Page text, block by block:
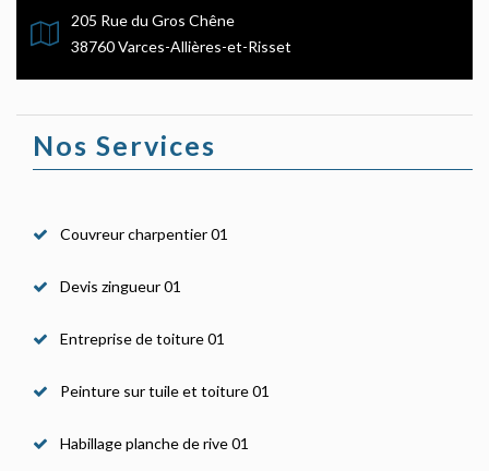
205 Rue du Gros Chêne
38760 Varces-Allières-et-Risset
Nos Services
Couvreur charpentier 01
Devis zingueur 01
Entreprise de toiture 01
Peinture sur tuile et toiture 01
Habillage planche de rive 01